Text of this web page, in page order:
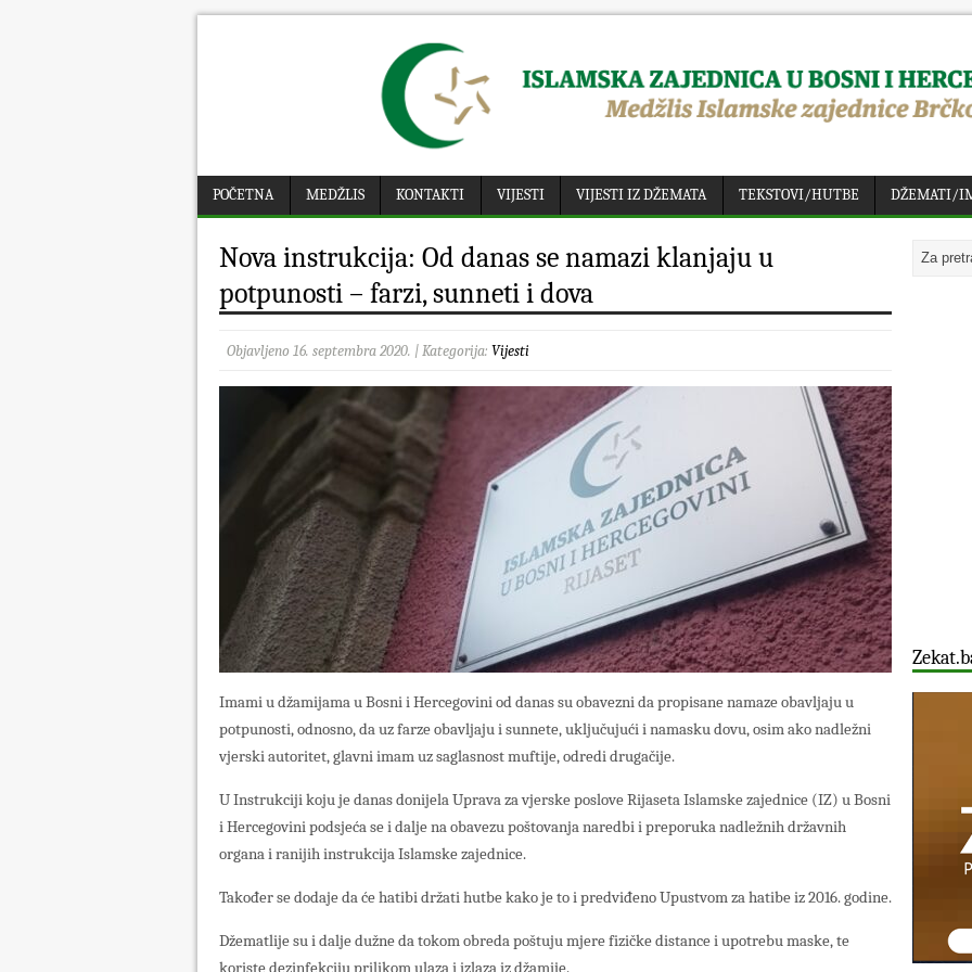
POČETNA MEDŽLIS KONTAKTI VIJESTI VIJESTI IZ DŽEMATA TEKSTOVI/HUTBE DŽEMATI/
Nova instrukcija: Od danas se namazi klanjaju u
potpunosti – farzi, sunneti i dova
Objavljeno 16. septembra 2020. | Kategorija: Vijesti
Imami u džamijama u Bosni i Hercegovini od danas su obavezni da propisane namaze obavljaju u
potpunosti, odnosno, da uz farze obavljaju i sunnete, uključujući i namasku dovu, osim ako nadležni
vjerski autoritet, glavni imam uz saglasnost muftije, odredi drugačije.
U Instrukciji koju je danas donijela Uprava za vjerske poslove Rijaseta Islamske zajednice (IZ) u Bosni
i Hercegovini podsjeća se i dalje na obavezu poštovanja naredbi i preporuka nadležnih državnih
organa i ranijih instrukcija Islamske zajednice.
Također se dodaje da će hatibi držati hutbe kako je to i predviđeno Upustvom za hatibe iz 2016. godine.
Džematlije su i dalje dužne da tokom obreda poštuju mjere fizičke distance i upotrebu maske, te
koriste dezinfekciju prilikom ulaza i izlaza iz džamije.